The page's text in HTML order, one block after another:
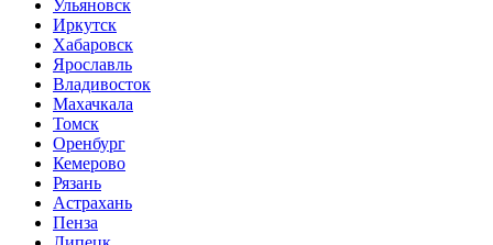
Ульяновск
Иркутск
Хабаровск
Ярославль
Владивосток
Махачкала
Томск
Оренбург
Кемерово
Рязань
Астрахань
Пенза